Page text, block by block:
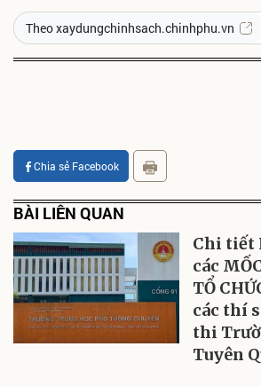
Theo xaydungchinhsach.chinhphu.vn
Chia sẻ Facebook
BÀI LIÊN QUAN
Chi tiết
các
TỔ
các thí
thi
Tuyên